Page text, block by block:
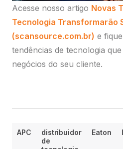
Acesse nosso artigo Novas
Tecnologia Transformarão
(scansource.com.br) e
tendências de tecnologia
negócios do seu cliente.
APC
distribuidor
de
Eaton